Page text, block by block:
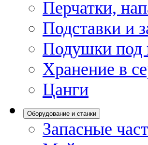
Перчатки,
Подставки и
Подушки под
Хранение в
Цанги
Оборудование и станки
Запасные